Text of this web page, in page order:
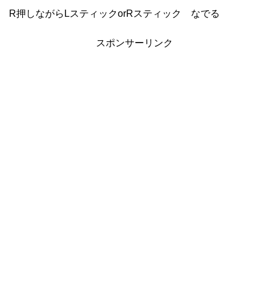
R押しながらLスティックorRスティック なでる
スポンサーリンク